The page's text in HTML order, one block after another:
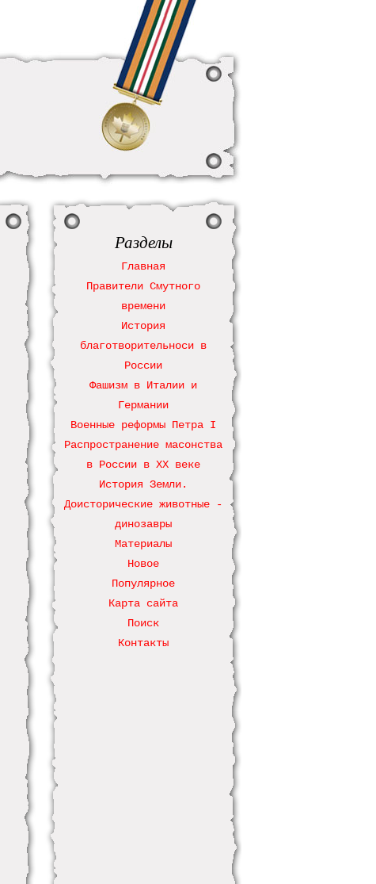
Разделы
Главная
Правители Смутного
времени
История
благотворительноси в
России
Фашизм в Италии и
Германии
Военные реформы Петра І
Распространение масонства
в России в ХХ веке
История Земли.
Доисторические животные -
динозавры
Материалы
Новое
Популярное
Карта сайта
Поиск
Контакты